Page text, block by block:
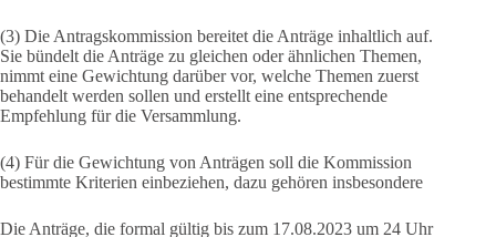
(3) Die Antragskommission bereitet die Anträge inhaltlich auf.
Sie bündelt die Anträge zu gleichen oder ähnlichen Themen,
nimmt eine Gewichtung darüber vor, welche Themen zuerst
behandelt werden sollen und erstellt eine entsprechende
Empfehlung für die Versammlung.
(4) Für die Gewichtung von Anträgen soll die Kommission
bestimmte Kriterien einbeziehen, dazu gehören insbesondere
Die Anträge, die formal gültig bis zum 17.08.2023 um 24 Uhr